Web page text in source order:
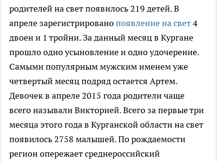
родителей на свет появилось 219 детей. В
апреле зарегистрированопоявление на свет4
двоен и 1 тройни. За данный месяц в Кургане
прошло одно усыновление и одно удочерение.
Самыми популярным мужским именем уже
четвертый месяц подряд остается Артем.
Девочек в апреле 2015 года родители чаще
всего называли Викторией. Всего за первые три
месяца этого года в Курганской области на свет
появилось 2758 малышей. По рождаемости
регион опережает среднероссийский